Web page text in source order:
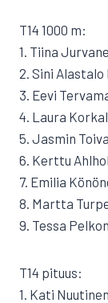
T14 1000 m:
1. Tiina
2. Sini Alastalo
3. Eevi
4. Laura
5. Jasmin
6. Kerttu
7. Emilia
8. Martta
9. Tessa
T14 pituus:
1. Kati